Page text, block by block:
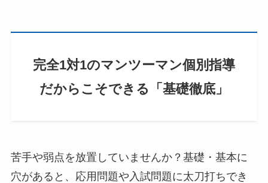
完全1対1のマンツーマン個別指導
だからこそできる「基礎徹底」
苦手や弱点を放置していませんか？基礎・基本に
穴があると、応用問題や入試問題に太刀打ちでき